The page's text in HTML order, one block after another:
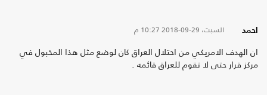
احمد السبت، 29-09-2018 10:27 م
ان الهدف الامريكي من احتلال العراق كان لوضع مثل هذا المخبول في
مركز قرار حتى لا تقوم للعراق قائمه .